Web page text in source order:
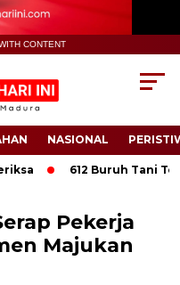
CONTENT
NASIONAL
612 Buruh Tani
Pekerja
Majukan